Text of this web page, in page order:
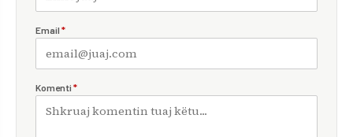
Email *
Komenti *